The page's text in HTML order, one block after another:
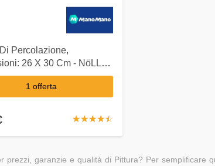
Percolazione,
26 X 30 Cm - NöLLE
1 offerta
☆☆☆☆☆
★★★★★
prezzi, garanzie e qualità di Pittura? Per semplificare